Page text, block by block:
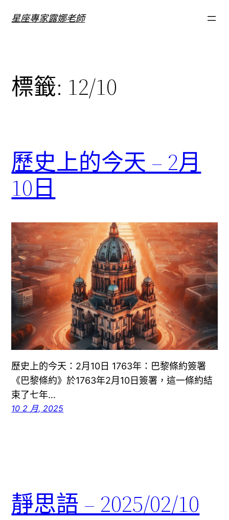
星座專家露娜老師
標籤: 12/10
歷史上的今天 – 2月
10日
歷史上的今天：2月10日 1763年：巴黎條約簽署
《巴黎條約》於1763年2月10日簽署，這一條約結
束了七年…
10 2 月, 2025
靜思語 – 2025/02/10